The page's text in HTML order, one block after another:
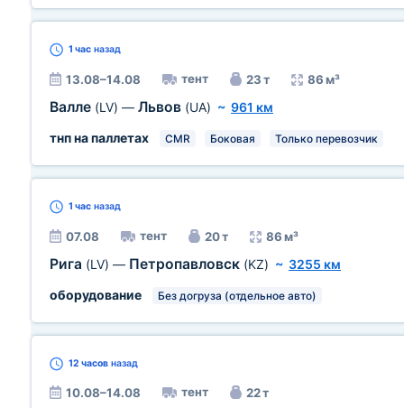
1 час назад
13.08–14.08 тент 23 т 86 м³
Валле (LV) — Львов (UA) ~ 961 км
тнп на паллетах
CMR Боковая Только перевозчик
1 час назад
07.08 тент 20 т 86 м³
Рига (LV) — Петропавловск (KZ) ~ 3255 км
оборудование
Без догруза (отдельное авто)
12 часов назад
10.08–14.08 тент 22 т